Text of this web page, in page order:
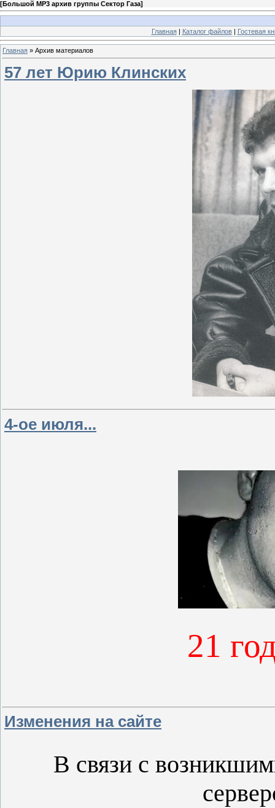
[Большой MP3 архив группы Сектор Газа]
Главная| Каталог файлов| Гостевая
Главная » Архив материалов
57 лет Юрию Клинских
4-ое июля...
21
Изменения на сайте
В связи с